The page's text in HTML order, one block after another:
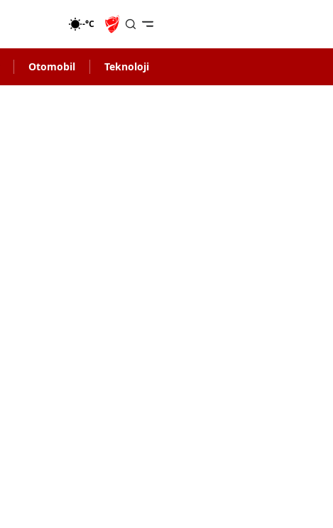
-°C
Otomobil Teknoloji